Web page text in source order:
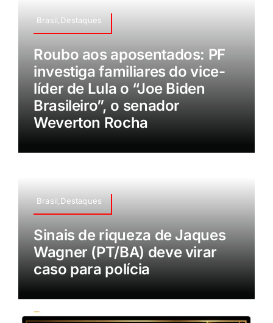
Brasil,Destaques
Roubo aos aposentados: PF
investiga familiares do vice-
líder de Lula o “Joe Biden
Brasileiro”, o senador
Weverton Rocha
Brasil,Destaques
Sinais de riqueza de Jaques
Wagner (PT/BA) deve virar
caso para polícia